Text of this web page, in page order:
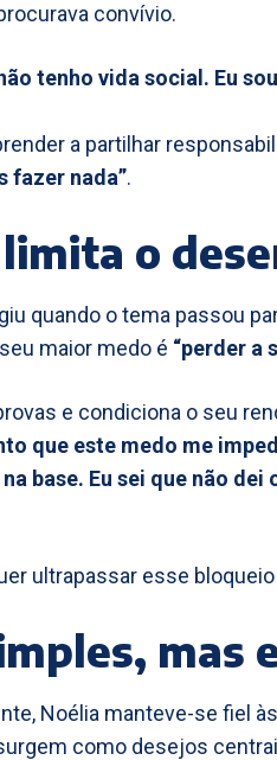
convívio.
tenho vida social. Eu
a partilhar
fazer nada”.
o
quando o tema passou
maior medo é “perder a
e condiciona o seu
que este medo me
base. Eu sei que não
ultrapassar esse
mas
Noélia manteve-se fiel
como desejos